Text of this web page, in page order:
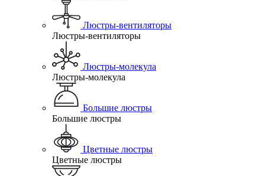
Люстры-вентиляторы
Люстры-вентиляторы
Люстры-молекула
Люстры-молекула
Большие люстры
Большие люстры
Цветные люстры
Цветные люстры